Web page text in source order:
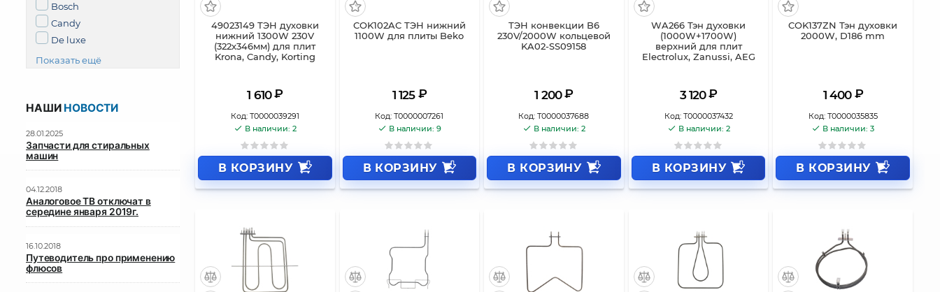
Bosch
Candy
De luxe
Показать ещё
49023149 ТЭН духовки
нижний 1300W 230V
(322х346мм) для плит
Krona, Candy, Korting
1 610 ₽
Код: Т0000039291
В наличии: 2
В КОРЗИНУ
COK102AC ТЭН нижний
1100W для плиты Beko
1 125 ₽
Код: Т0000007261
В наличии: 9
В КОРЗИНУ
ТЭН конвекции B6
230V/2000W кольцевой
KA02-SS09158
1 200 ₽
Код: Т0000037688
В наличии: 2
В КОРЗИНУ
WA266 Тэн духовки
(1000W+1700W)
верхний для плит
Electrolux, Zanussi, AEG
3 120 ₽
Код: Т0000037432
В наличии: 2
В КОРЗИНУ
COK137ZN Тэн духовки
2000W, D186 mm
1 400 ₽
Код: Т0000035835
В наличии: 3
В КОРЗИНУ
НАШИ НОВОСТИ
28.01.2025
Запчасти для стиральных
машин
04.12.2018
Аналоговое ТВ отключат в
середине января 2019г.
16.10.2018
Путеводитель про применению
флюсов